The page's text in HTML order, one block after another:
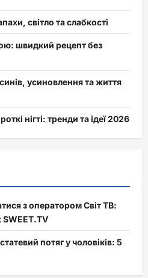
світло та слабкості
швидкий рецепт без
усиновлення та життя
нігті: тренди та ідеї 2026
з оператором Світ ТВ:
SWEET.TV
потяг у чоловіків: 5